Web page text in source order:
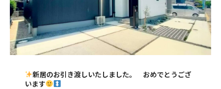
新居のお引き渡しいたしました。 おめでとうござ
います